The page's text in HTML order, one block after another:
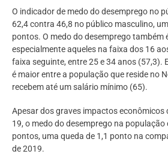
O indicador de medo do desemprego no
62,4 contra 46,8 no público masculino,
pontos. O medo do desemprego também
especialmente aqueles na faixa dos 16
faixa seguinte, entre 25 e 34 anos (57,3).
é maior entre a população que reside no
recebem até um salário mínimo (65).
Apesar dos graves impactos econômicos
19, o medo do desemprego na população
pontos, uma queda de 1,1 ponto na
de 2019.